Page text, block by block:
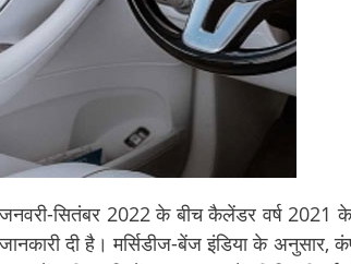
जनवरी-सितंबर 2022 के बीच कैलेंडर वर्ष 2021 के
दी है। मर्सिडीज-बेंज इंडिया के अनुसार,